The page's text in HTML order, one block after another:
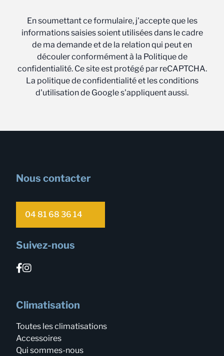
En soumettant ce formulaire, j'accepte que les
informations saisies soient utilisées dans le cadre
de ma demande et de la relation qui peut en
découler conformément à la Politique de
confidentialité. Ce site est protégé par reCAPTCHA.
La politique de confidentialité et les conditions
d'utilisation de Google s'appliquent aussi.
Nous contacter
04 81 68 36 14
Suivez-nous
Climatisation
Toutes les climatisations
Accessoires
Qui sommes-nous